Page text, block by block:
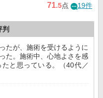
71.5点 19件
たが、施術を受けるように
た。施術中、心地よさを感
と思っている。（40代／